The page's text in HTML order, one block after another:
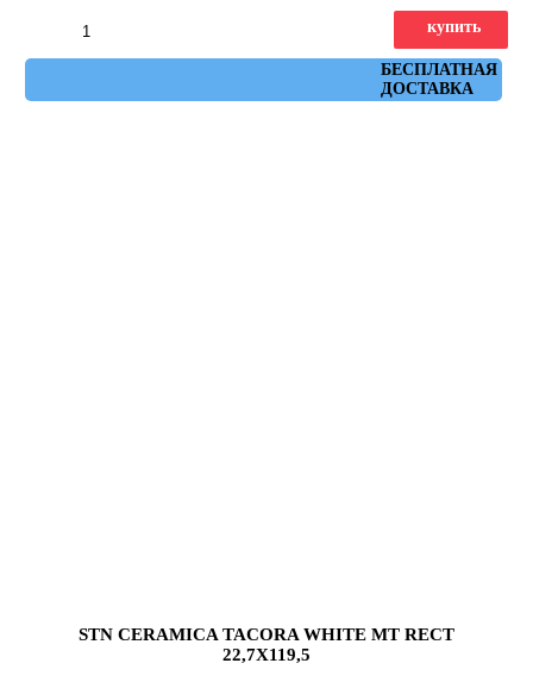
БЕСПЛАТНАЯ
ДОСТАВКА
купить
Артикул: tacora_beige_mt_22,7x119,5
STN CERAMICA TACORA WHITE MT RECT
22,7X119,5